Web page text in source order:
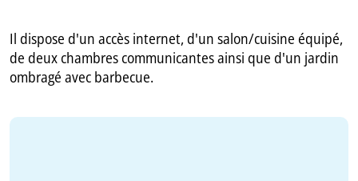
Il dispose d'un accès internet, d'un salon/cuisine équipé,
de deux chambres communicantes ainsi que d'un jardin
ombragé avec barbecue.